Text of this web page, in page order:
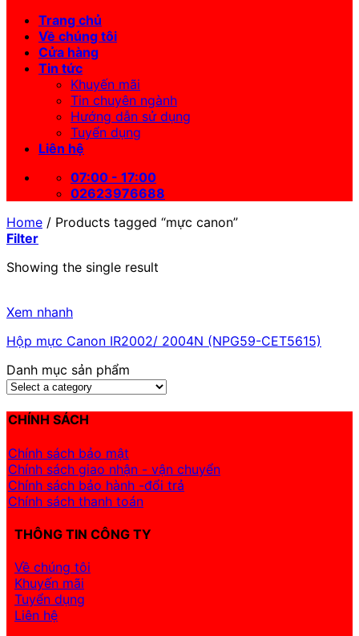
Trang chủ
Về chúng tôi
Cửa hàng
Tin tức
Khuyến mãi
Tin chuyên ngành
Hướng dẫn sử dụng
Tuyển dụng
Liên hệ
07:00 - 17:00
02623976688
Home / Products tagged “mực canon”
Filter
Showing the single result
Xem nhanh
Hộp mực Canon IR2002/ 2004N (NPG59-CET5615)
Danh mục sản phẩm
CHÍNH SÁCH
Chính sách bảo mật
Chính sách giao nhận - vận chuyển
Chính sách bảo hành -đổi trả
Chính sách thanh toán
THÔNG TIN CÔNG TY
Về chúng tôi
Khuyến mãi
Tuyển dụng
Liên hệ